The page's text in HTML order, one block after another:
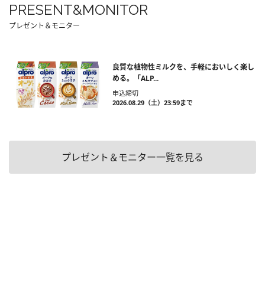
PRESENT&MONITOR
プレゼント＆モニター
良質な植物性ミルクを、手軽においしく楽し
める。「ALP...
申込締切
2026.08.29（土）23:59まで
プレゼント＆モニター一覧を見る